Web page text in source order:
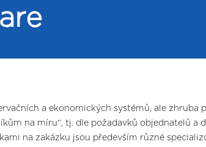
a ekonomických systémů, ale zhruba
na míru“, tj. dle požadavků objednatelů a
na zakázku jsou především různé